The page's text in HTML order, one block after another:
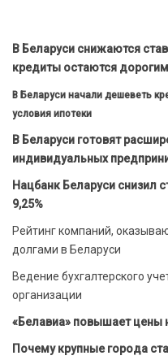
В Беларуси снижаются
кредиты остаются
В Беларуси начали дешеветь
условия ипотеки
В Беларуси готовят
индивидуальных
Нацбанк Беларуси снизил
9,25%
Рейтинг компаний,
долгами в Беларуси
Ведение бухгалтерского
организации
«Белавиа» повышает цены
Почему крупные города